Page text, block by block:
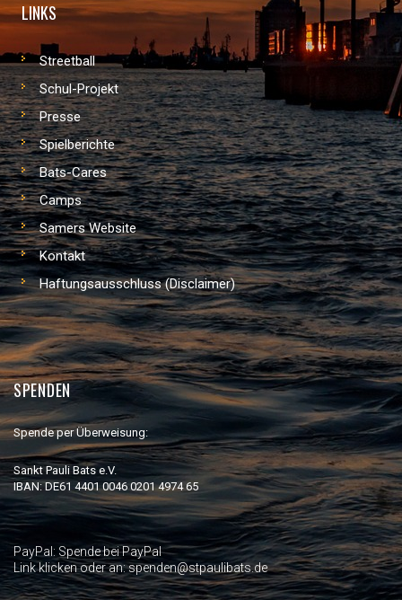
LINKS
Streetball
Schul-Projekt
Presse
Spielberichte
Bats-Cares
Camps
Samers Website
Kontakt
Haftungsausschluss (Disclaimer)
SPENDEN
Spende per Überweisung:
Sankt Pauli Bats e.V.
IBAN: DE61 4401 0046 0201 4974 65
PayPal: Spende bei PayPal
Link klicken oder an: spenden@stpaulibats.de